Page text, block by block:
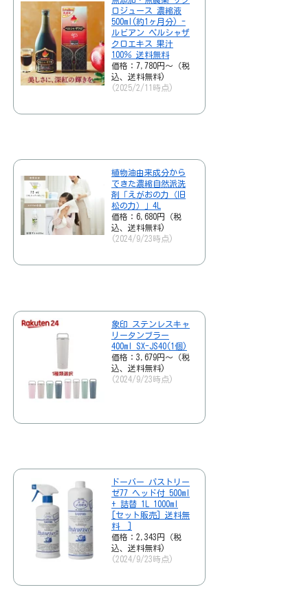
ロジュース 濃縮液
500ml(約1ヶ月分) -
ルビアン ペルシャザ
クロエキス 果汁
100％ 送料無料
価格：7,780円～（税
込、送料無料)
(2025/2/11時点)
植物油由来成分から
できた濃縮自然派洗
剤「えがおの力（旧
松の力）」4L
価格：6,680円（税
込、送料無料)
(2024/9/23時点)
象印 ステンレスキャ
リータンブラー
400ml SX-JS40(1個)
価格：3,679円～（税
込、送料無料)
(2024/9/23時点)
ドーバー パストリー
ゼ77 ヘッド付 500ml
+ 詰替 1L 1000ml
[セット販売] 送料無
料 ]
価格：2,343円（税
込、送料無料)
(2024/9/23時点)